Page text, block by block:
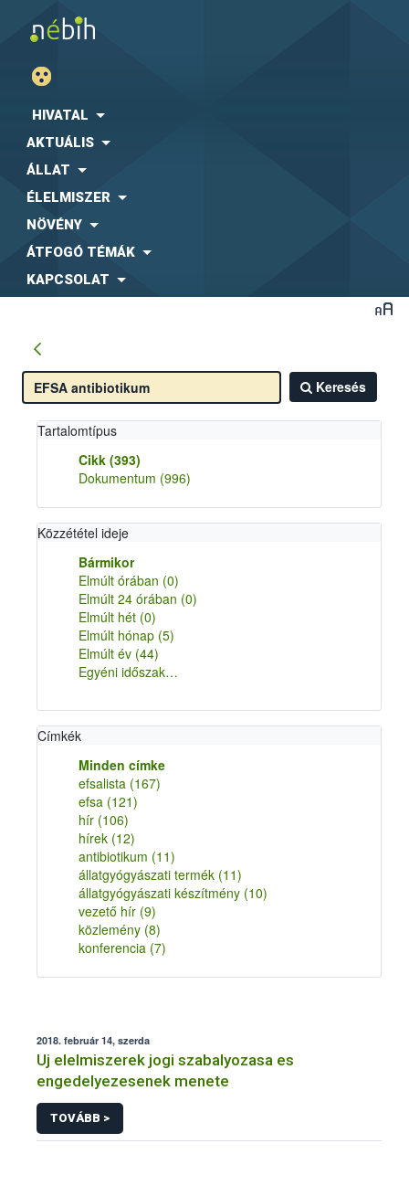
HIVATAL
AKTUÁLIS
ÁLLAT
ÉLELMISZER
NÖVÉNY
ÁTFOGÓ TÉMÁK
KAPCSOLAT
Keresés
Tartalomtípus
Cikk (393)
Dokumentum (996)
Közzététel ideje
Bármikor
Elmúlt órában (0)
Elmúlt 24 órában (0)
Elmúlt hét (0)
Elmúlt hónap (5)
Elmúlt év (44)
Egyéni időszak…
Címkék
Minden címke
efsalista (167)
efsa (121)
hír (106)
hírek (12)
antibiotikum (11)
állatgyógyászati termék (11)
állatgyógyászati készítmény (10)
vezető hír (9)
közlemény (8)
konferencia (7)
2018. február 14, szerda
Uj elelmiszerek jogi szabalyozasa es
engedelyezesenek menete
TOVÁBB >